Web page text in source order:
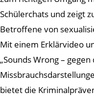
Schülerchats und zeigt
Betroffene von
Mit einem Erklärvideo
„Sounds Wrong –
bietet die